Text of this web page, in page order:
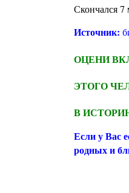
Скончался 7
Источник:
ОЦЕНИ
ЭТОГО
В
Если у Вас
родных и